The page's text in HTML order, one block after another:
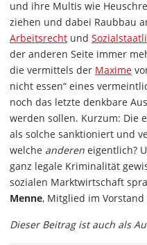
und ihre Multis wie
ziehen und dabei Raubbau
Arbeitsrecht und
der anderen Seite immer
die vermittels der Maxime
nicht essen“ eines
noch das letzte denkbare
werden sollen. Kurzum: Die
als solche sanktioniert und
welche anderen eigentlich?
ganz legale Kriminalität
sozialen Marktwirtschaft
Menne, Mitglied im Vorstand
Dieser Beitrag ist auch als